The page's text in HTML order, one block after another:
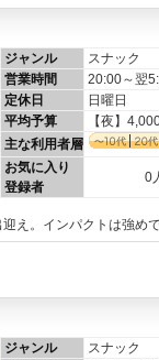
ジャンル スナック
営業時間
20:00～翌
定休日
日曜日
平均予算
【夜】
主な利用者層
お気に入り
登録者
0
え。インパクトは強め
ジャンル スナック